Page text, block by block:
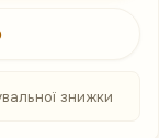
знижки